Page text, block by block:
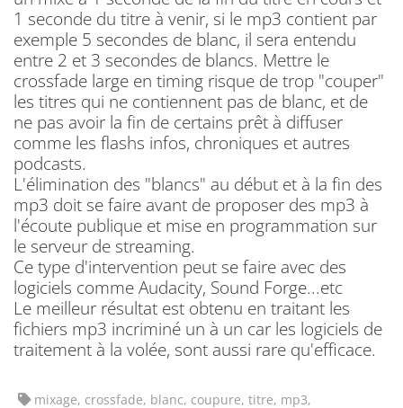
1 seconde du titre à venir, si le mp3 contient par
exemple 5 secondes de blanc, il sera entendu
entre 2 et 3 secondes de blancs. Mettre le
crossfade large en timing risque de trop "couper"
les titres qui ne contiennent pas de blanc, et de
ne pas avoir la fin de certains prêt à diffuser
comme les flashs infos, chroniques et autres
podcasts.
L'élimination des "blancs" au début et à la fin des
mp3 doit se faire avant de proposer des mp3 à
l'écoute publique et mise en programmation sur
le serveur de streaming.
Ce type d'intervention peut se faire avec des
logiciels comme Audacity, Sound Forge...etc
Le meilleur résultat est obtenu en traitant les
fichiers mp3 incriminé un à un car les logiciels de
traitement à la volée, sont aussi rare qu'efficace.
mixage, crossfade, blanc, coupure, titre, mp3,